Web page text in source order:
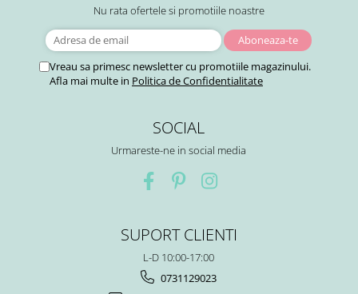
Nu rata ofertele si promotiile noastre
Vreau sa primesc newsletter cu promotiile magazinului.
Afla mai multe in Politica de Confidentialitate
SOCIAL
Urmareste-ne in social media
SUPORT CLIENTI
L-D 10:00-17:00
0731129023